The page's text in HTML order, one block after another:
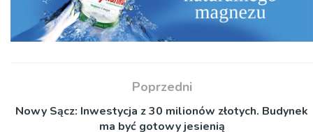
Poprzedni
Nowy Sącz: Inwestycja z 30 milionów złotych. Budynek
ma być gotowy jesienią